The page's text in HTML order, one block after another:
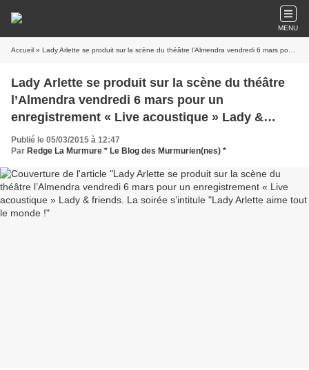
MENU
Accueil » Lady Arlette se produit sur la scène du théâtre l’Almendra vendredi 6 mars pour un enregistrement « Live acoustique » Lady & friends. La soirée s’intitule "Lady Arlette aime tout le monde !
Lady Arlette se produit sur la scène du théâtre
l’Almendra vendredi 6 mars pour un
enregistrement « Live acoustique » Lady &
friends. La soirée s’intitule "Lady Arlette aime
tout le monde !
Publié le 05/03/2015 à 12:47
Par Redge La Murmure * Le Blog des Murmurien(nes) *